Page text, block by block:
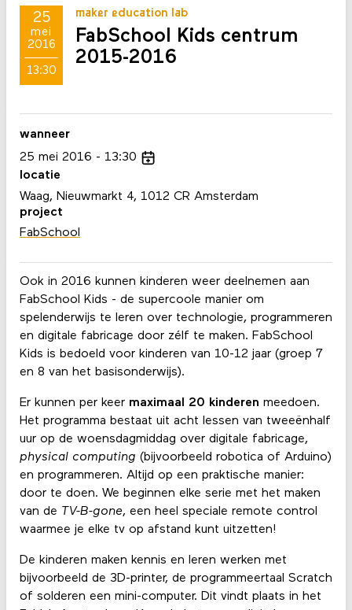
25
mei
2016
13:30
maker education lab
FabSchool Kids centrum
2015-2016
Ook in 2016 kunnen kinderen weer deelnemen aan
FabSchool Kids - de supercoole manier om
spelenderwijs te leren over technologie, programmeren
en digitale fabricage door zélf te maken. FabSchool
Kids is bedoeld voor kinderen van 10-12 jaar (groep 7
en 8 van het basisonderwijs).
Er kunnen per keer maximaal 20 kinderen meedoen.
Het programma bestaat uit acht lessen van tweeënhalf
uur op de woensdagmiddag over digitale fabricage,
physical computing (bijvoorbeeld robotica of Arduino)
en programmeren. Altijd op een praktische manier:
door te doen. We beginnen elke serie met het maken
van de TV-B-gone, een heel speciale remote control
waarmee je elke tv op afstand kunt uitzetten!
De kinderen maken kennis en leren werken met
bijvoorbeeld de 3D-printer, de programmeertaal Scratch
of solderen een mini-computer. Dit vindt plaats in het
wanneer
25 mei 2016
13:30
locatie
Waag, Nieuwmarkt 4, 1012 CR Amsterdam
project
FabSchool